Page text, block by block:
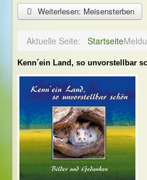
Weiterlesen: Meisensterben
Aktuelle Seite: Startseite
Kenn´ein Land, so unvorstellbar